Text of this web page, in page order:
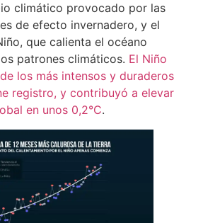
climático provocado por las
de efecto invernadero, y el
que calienta el océano
patrones climáticos. El Niño
los más intensos y duraderos
registro, y contribuyó a elevar
en unos 0,2°C.